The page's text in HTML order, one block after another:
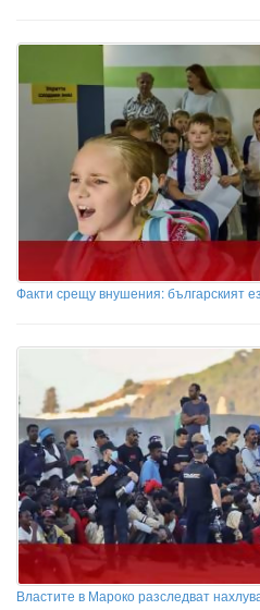
Факти срещу внушения: българският
Властите в Мароко разследват